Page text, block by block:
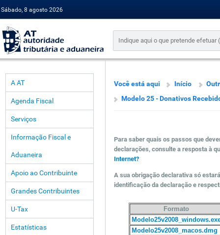
Sábado, 8 agosto 2026
A AT
Agenda Fiscal
Serviços
Informação Fiscal e
Aduaneira
Apoio ao Contribuinte
Grandes Contribuintes
U-Tax
Estatísticas
Você está aqui Início
Modelo 25 - Donativos
Para saber quais os passos que
declarações, consulte a resposta à
Internet?
A sua obrigação declarativa só
identificação da declaração e
Formato
Modelo25v2008_macos.dmg